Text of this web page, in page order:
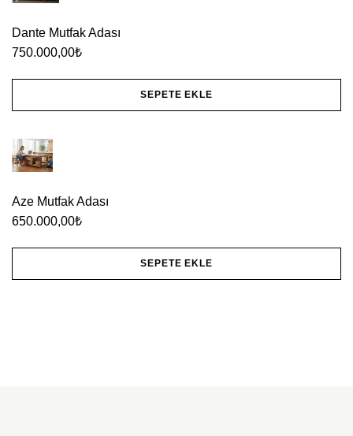
Dante Mutfak Adası
750.000,00₺
SEPETE EKLE
Aze Mutfak Adası
650.000,00₺
SEPETE EKLE